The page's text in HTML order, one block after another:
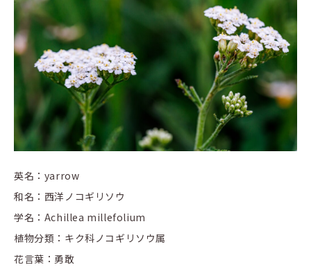
英名：yarrow
和名：西洋ノコギリソウ
学名：Achillea millefolium
植物分類：キク科ノコギリソウ属
花言葉：勇敢